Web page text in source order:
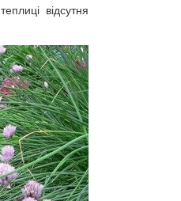
відсутня